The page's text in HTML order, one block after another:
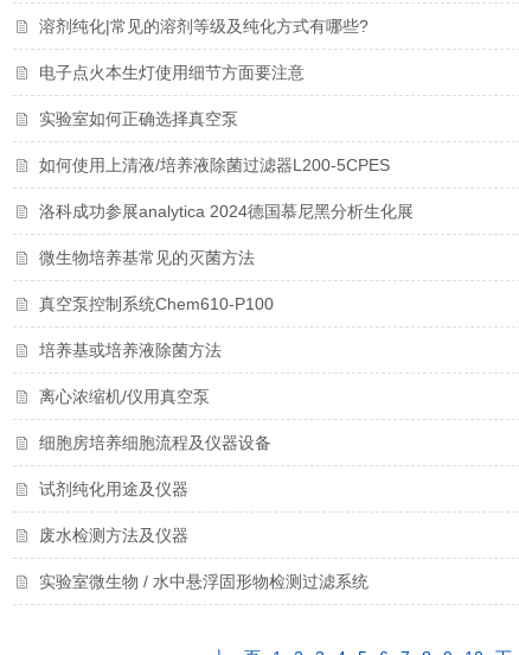
溶剂纯化|常见的溶剂等级及纯化方式有哪些?
电子点火本生灯使用细节方面要注意
实验室如何正确选择真空泵
如何使用上清液/培养液除菌过滤器L200-5CPES
洛科成功参展analytica 2024德国慕尼黑分析生化展
微生物培养基常见的灭菌方法
真空泵控制系统Chem610-P100
培养基或培养液除菌方法
离心浓缩机/仪用真空泵
细胞房培养细胞流程及仪器设备
试剂纯化用途及仪器
废水检测方法及仪器
实验室微生物 / 水中悬浮固形物检测过滤系统